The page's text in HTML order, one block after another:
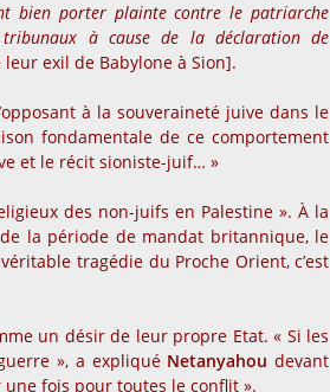
bien porter plainte contre le patriarche
à cause de la déclaration de
exil de Babylone à Sion].
à la souveraineté juive dans le
fondamentale de ce comportement
et le récit sioniste-juif… »
des non-juifs en Palestine ». À la
la période de mandat britannique, le
tragédie du Proche Orient, c’est
un désir de leur propre Etat. « Si les
», a expliqué Netanyahou devant
une fois pour toutes le conflit ».